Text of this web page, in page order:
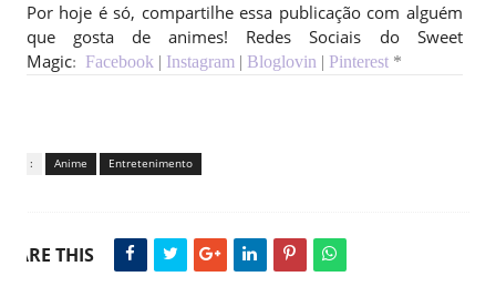
Por hoje é só, compartilhe essa publicação com alguém
que gosta de animes! Redes Sociais do Sweet
Magic: Facebook | Instagram | Bloglovin | Pinterest*
Tags : Anime Entretenimento
THIS